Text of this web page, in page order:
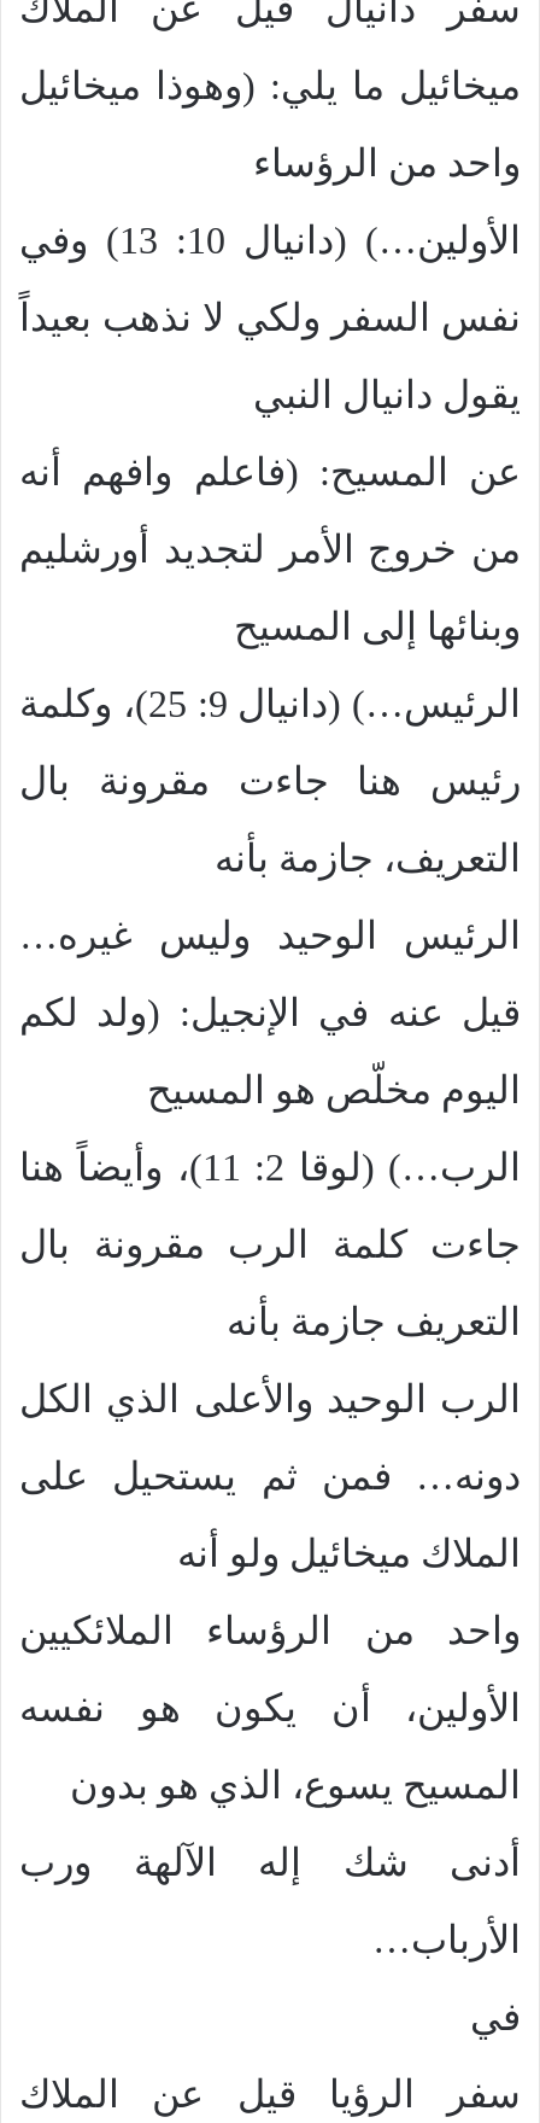
ميخائيل ما يلي: (وهوذا ميخائيل
واحد من الرؤساء
الأولين…) (دانيال 10: 13) وفي
نفس السفر ولكي لا نذهب بعيداً
يقول دانيال النبي
عن المسيح: (فاعلم وافهم أنه
من خروج الأمر لتجديد أورشليم
وبنائها إلى المسيح
الرئيس…) (دانيال 9: 25)، وكلمة
رئيس هنا جاءت مقرونة بال
التعريف، جازمة بأنه
الرئيس الوحيد وليس غيره…
قيل عنه في الإنجيل: (ولد لكم
اليوم مخلّص هو المسيح
الرب…) (لوقا 2: 11)، وأيضاً هنا
جاءت كلمة الرب مقرونة بال
التعريف جازمة بأنه
الرب الوحيد والأعلى الذي الكل
دونه… فمن ثم يستحيل على
الملاك ميخائيل ولو أنه
واحد من الرؤساء الملائكيين
الأولين، أن يكون هو نفسه
المسيح يسوع، الذي هو بدون
أدنى شك إله الآلهة ورب
الأرباب…
في
سفر الرؤيا قيل عن الملاك